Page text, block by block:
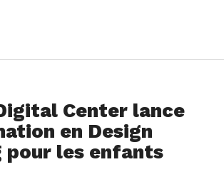
Center lance
en Design
pour les enfants